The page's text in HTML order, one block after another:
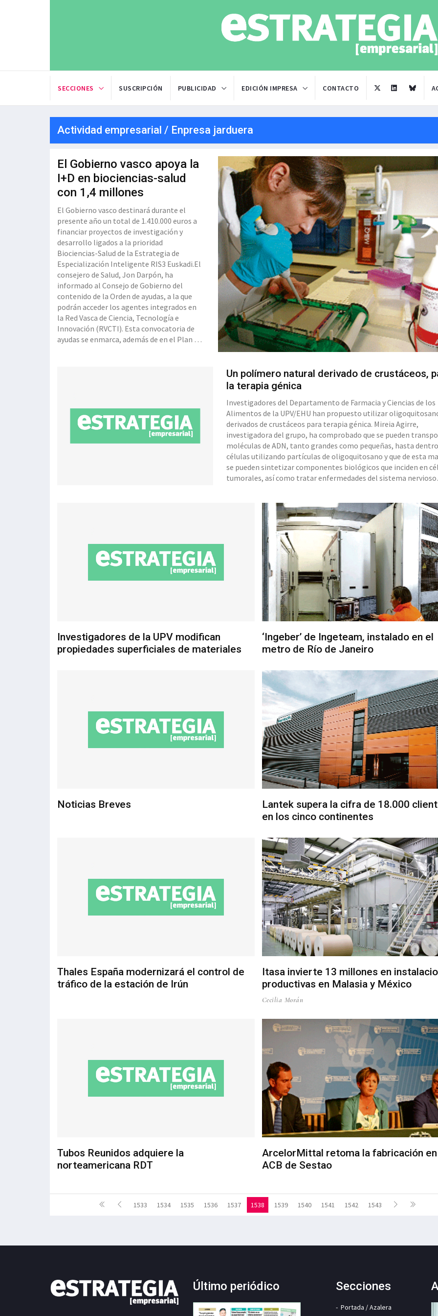
SECCIONES SUSCRIPCIÓN PUBLICIDAD EDICIÓN IMPRESA CONTACTO
Actividad empresarial / Enpresa jarduera
El Gobierno vasco apoya la
I+D en biociencias-salud
con 1,4 millones
El Gobierno vasco destinará durante el
presente año un total de 1.410.000 euros a
financiar proyectos de investigación y
desarrollo ligados a la prioridad
Biociencias-Salud de la Estrategia de
Especialización Inteligente RIS3 Euskadi.El
consejero de Salud, Jon Darpón, ha
informado al Consejo de Gobierno del
contenido de la Orden de ayudas, a la que
podrán acceder los agentes integrados en
la Red Vasca de Ciencia, Tecnología e
Innovación (RVCTI). Esta convocatoria de
ayudas se enmarca, además de en el Plan de
Un polímero natural derivado de crustáceos,
la terapia génica
Investigadores del Departamento de Farmacia y Ciencias de los
Alimentos de la UPV/EHU han propuesto utilizar
derivados de crustáceos para terapia génica. Mireia Agirre,
investigadora del grupo, ha comprobado que se pueden
moléculas de ADN, tanto grandes como pequeñas, hasta
células utilizando partículas de oligoquitosano y que de esta
se pueden sintetizar componentes biológicos que inciden en
tumorales, así como tratar enfermedades del sistema nervioso
Investigadores de la UPV modifican
propiedades superficiales de materiales
‘Ingeber’ de Ingeteam, instalado en el
metro de Río de Janeiro
Noticias Breves
Lantek supera la cifra de 18.000
en los cinco continentes
Thales España modernizará el control de
tráfico de la estación de Irún
Itasa invierte 13 millones en
productivas en Malasia y México
Cecilia Morán
Tubos Reunidos adquiere la
norteamericana RDT
ArcelorMittal retoma la fabricación
ACB de Sestao
1533 1534 1535 1536 1537 1538 1539 1540 1541 1542 1543
Último periódico Secciones
Portada / Azalera